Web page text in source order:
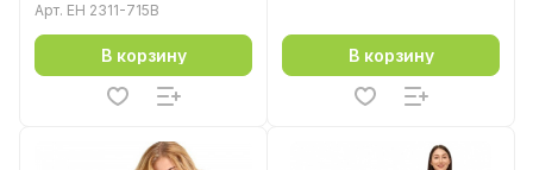
Арт. EH 2311-715B
В корзину В корзину